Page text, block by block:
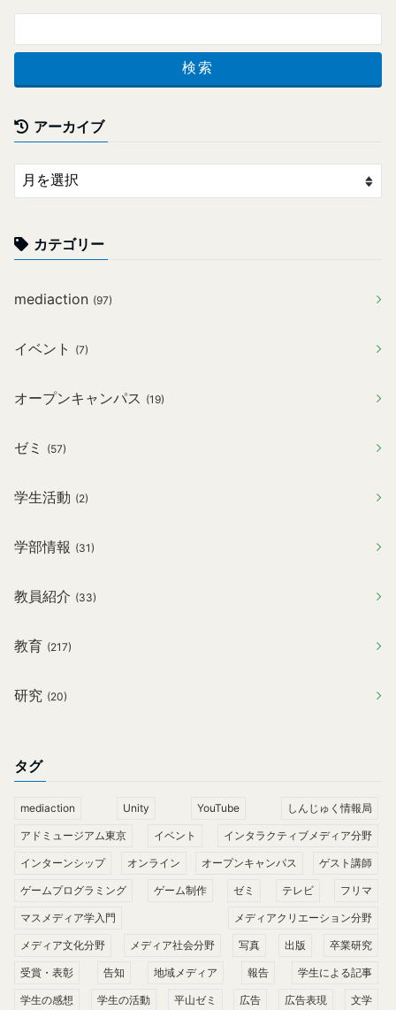
アーカイブ
カテゴリー
mediaction (97)
イベント (7)
オープンキャンパス (19)
ゼミ (57)
学生活動 (2)
学部情報 (31)
教員紹介 (33)
教育 (217)
研究 (20)
タグ
mediaction Unity YouTube しんじゅく情報局
アドミュージアム東京 イベント インタラクティブメディア分野
インターンシップ オンライン オープンキャンパス ゲスト講師
ゲームプログラミング ゲーム制作 ゼミ テレビ フリマ
マスメディア学入門 メディアクリエーション分野
メディア文化分野 メディア社会分野 写真 出版 卒業研究
受賞・表彰 告知 地域メディア 報告 学生による記事
学生の感想 学生の活動 平山ゼミ 広告 広告表現 文学